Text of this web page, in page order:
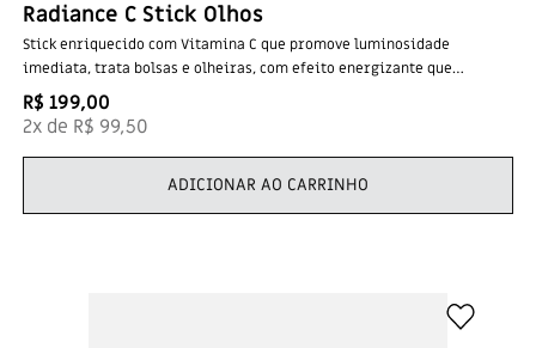
Radiance C Stick Olhos
Stick enriquecido com Vitamina C que promove luminosidade
imediata, trata bolsas e olheiras, com efeito energizante que
revitaliza o olhar cansado.
R$ 199,00
2x de R$ 99,50
ADICIONAR AO CARRINHO